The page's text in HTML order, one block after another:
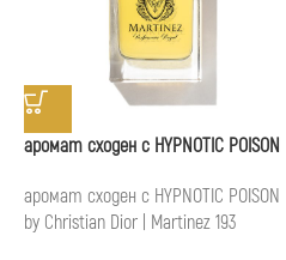
аромат сходен с HYPNOTIC POISON
аромат сходен с HYPNOTIC POISON
by Christian Dior | Martinez 193